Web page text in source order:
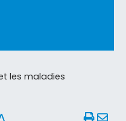
les maladies